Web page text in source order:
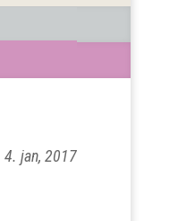
4. jan, 2017